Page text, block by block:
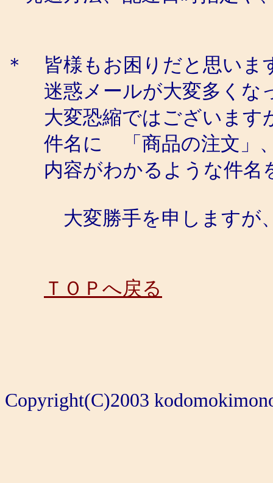
＊ 皆様もお困りだと思いま
迷惑メールが大変多くな
大変恐縮ではございます
件名に 「商品の注文」、
内容がわかるような件名
大変勝手を申しますが、
ＴＯＰへ戻る
Copyright(C)2003